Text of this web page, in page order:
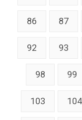
86 87
92 93
98 99
103 104